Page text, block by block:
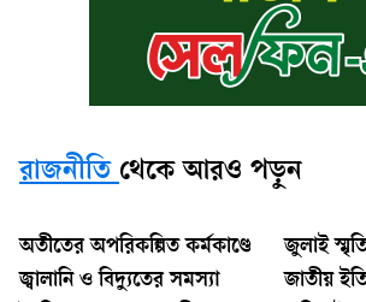
রাজনীতি থেকে আরও পড়ুন
অতীতের অপরিকল্পিত কর্মকাণ্ডে
জ্বালানি ও বিদ্যুতের সমস্যা
জুলাই
জাতীয়